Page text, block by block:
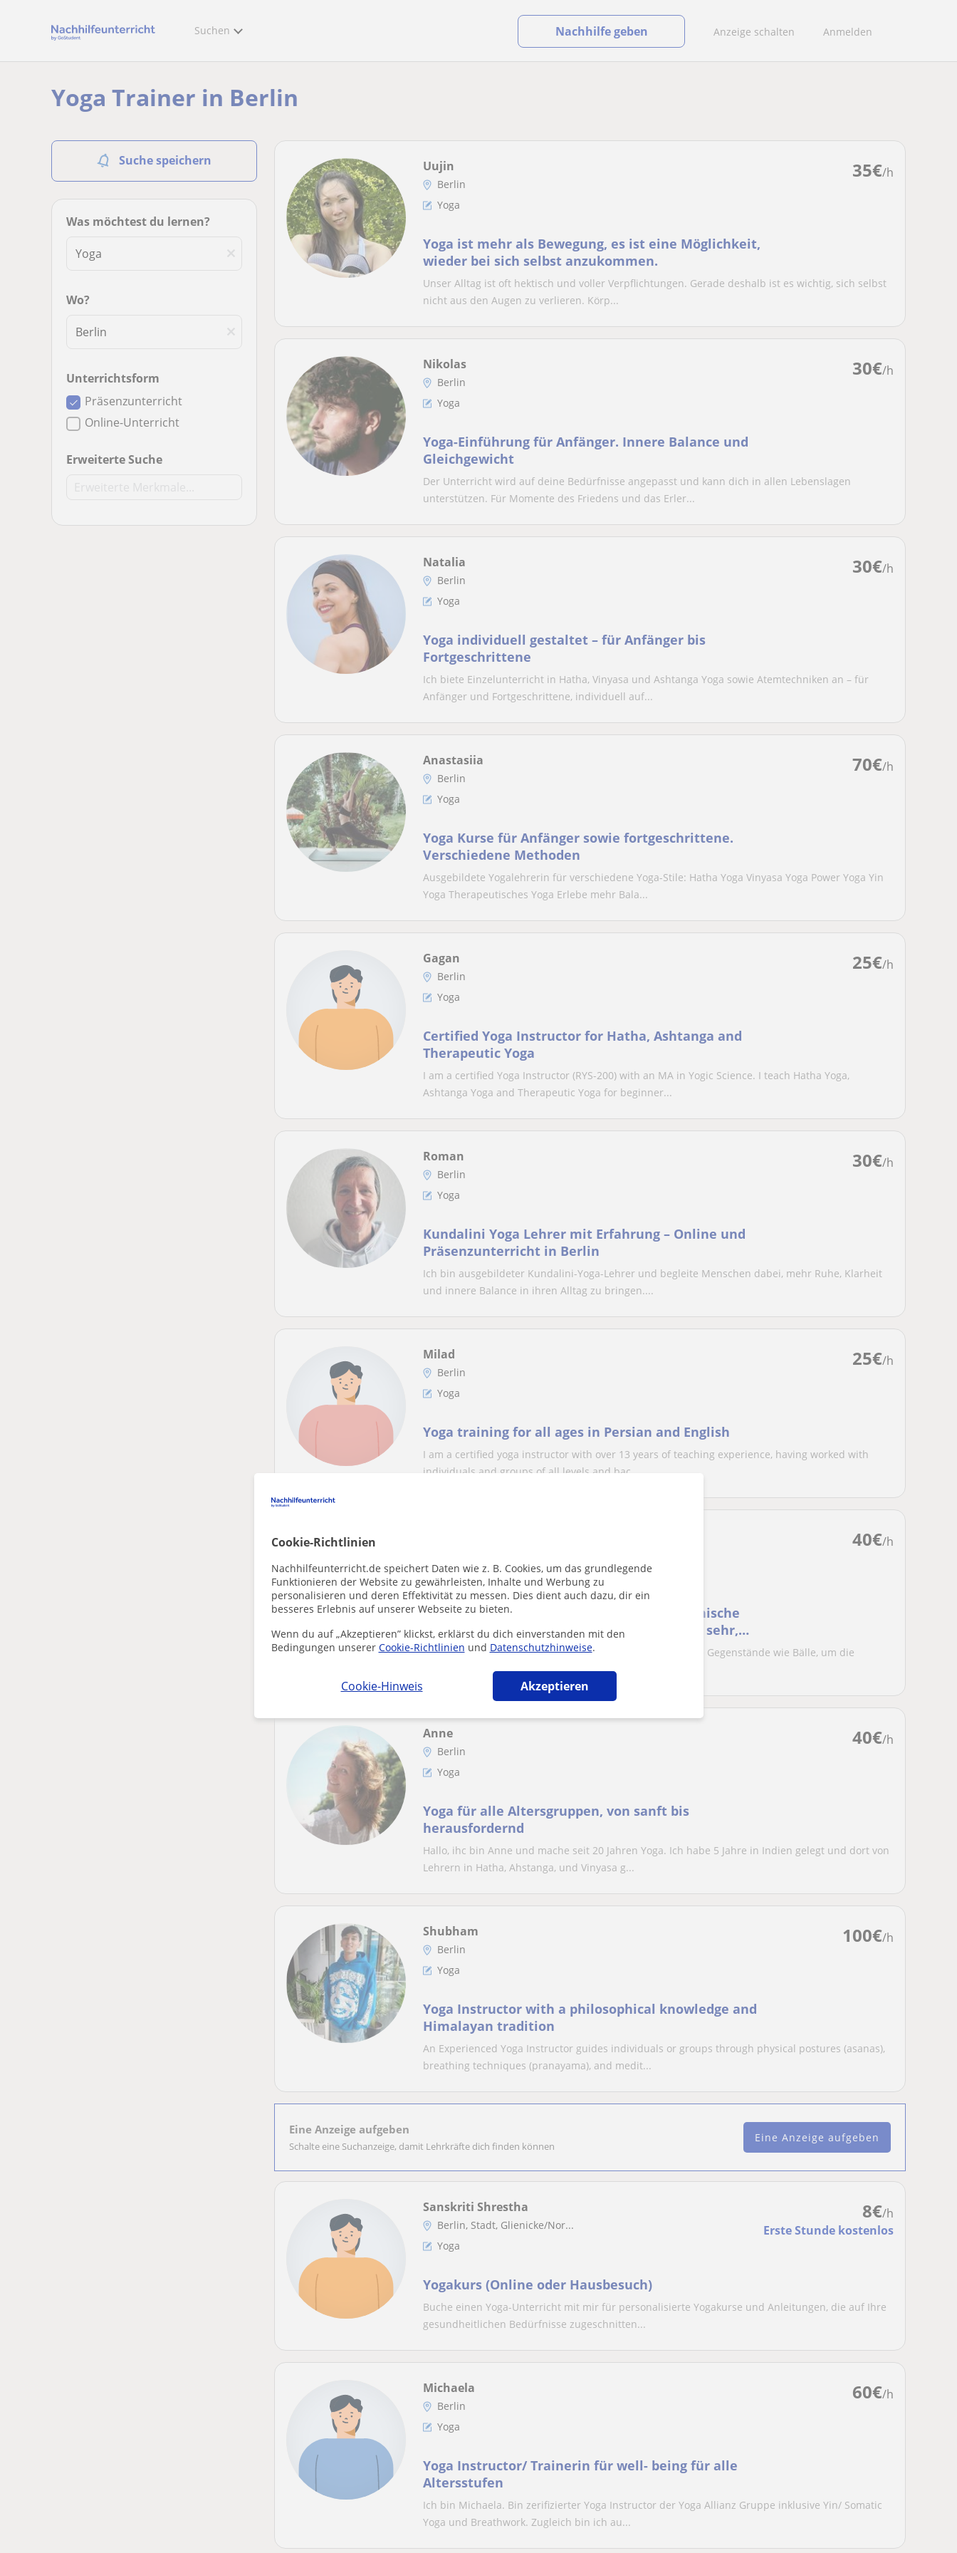
Cookie-Richtlinien
Nachhilfeunterricht.de speichert Daten wie z. B. Cookies, um das grundlegende
Funktionieren der Website zu gewährleisten, Inhalte und Werbung zu
personalisieren und deren Effektivität zu messen. Dies dient auch dazu, dir ein
besseres Erlebnis auf unserer Webseite zu bieten.
Wenn du auf „Akzeptieren” klickst, erklärst du dich einverstanden mit den
Bedingungen unserer Cookie-Richtlinien und Datenschutzhinweise.
Cookie-Hinweis Akzeptieren
Suchen Anzeige schalten Anmelden
Nachhilfe geben
Yoga Trainer in Berlin
Suche speichern
Was möchtest du lernen?
Wo?
Unterrichtsform
Präsenzunterricht
Online-Unterricht
Erweiterte Suche
35€/h
Uujin
Berlin
Yoga
Yoga ist mehr als Bewegung, es ist eine Möglichkeit,
wieder bei sich selbst anzukommen.
Unser Alltag ist oft hektisch und voller Verpflichtungen. Gerade deshalb ist es wichtig, sich selbst
nicht aus den Augen zu verlieren. Körp...
30€/h
Nikolas
Berlin
Yoga
Yoga-Einführung für Anfänger. Innere Balance und
Gleichgewicht
Der Unterricht wird auf deine Bedürfnisse angepasst und kann dich in allen Lebenslagen
unterstützen. Für Momente des Friedens und das Erler...
30€/h
Natalia
Berlin
Yoga
Yoga individuell gestaltet – für Anfänger bis
Fortgeschrittene
Ich biete Einzelunterricht in Hatha, Vinyasa und Ashtanga Yoga sowie Atemtechniken an – für
Anfänger und Fortgeschrittene, individuell auf...
70€/h
Anastasiia
Berlin
Yoga
Yoga Kurse für Anfänger sowie fortgeschrittene.
Verschiedene Methoden
Ausgebildete Yogalehrerin für verschiedene Yoga-Stile: Hatha Yoga Vinyasa Yoga Power Yoga Yin
Yoga Therapeutisches Yoga Erlebe mehr Bala...
25€/h
Gagan
Berlin
Yoga
Certified Yoga Instructor for Hatha, Ashtanga and
Therapeutic Yoga
I am a certified Yoga Instructor (RYS-200) with an MA in Yogic Science. I teach Hatha Yoga,
Ashtanga Yoga and Therapeutic Yoga for beginner...
30€/h
Roman
Berlin
Yoga
Kundalini Yoga Lehrer mit Erfahrung – Online und
Präsenzunterricht in Berlin
Ich bin ausgebildeter Kundalini-Yoga-Lehrer und begleite Menschen dabei, mehr Ruhe, Klarheit
und innere Balance in ihren Alltag zu bringen....
25€/h
Milad
Berlin
Yoga
Yoga training for all ages in Persian and English
I am a certified yoga instructor with over 13 years of teaching experience, having worked with
individuals and groups of all levels and bac...
40€/h
Yoga
Ich bin Mariagiulia, 39 Jahre alt, eine italienische
Choreografin und Tänzerin. Ich liebe Kinder sehr,
spiele gerne mit ihnen, den
Mein Unterricht basiert auf Spiel und Kreativität. Ich nutze Gegenstände wie Bälle, um die
körperliche Reaktionsfähigkeit anzuregen. Anschl...
40€/h
Anne
Berlin
Yoga
Yoga für alle Altersgruppen, von sanft bis
herausfordernd
Hallo, ihc bin Anne und mache seit 20 Jahren Yoga. Ich habe 5 Jahre in Indien gelegt und dort von
Lehrern in Hatha, Ahstanga, und Vinyasa g...
100€/h
Shubham
Berlin
Yoga
Yoga Instructor with a philosophical knowledge and
Himalayan tradition
An Experienced Yoga Instructor guides individuals or groups through physical postures (asanas),
breathing techniques (pranayama), and medit...
Eine Anzeige aufgeben
Schalte eine Suchanzeige, damit Lehrkräfte dich finden können
Eine Anzeige aufgeben
8€/h
Erste Stunde kostenlos
Sanskriti Shrestha
Berlin, Stadt, Glienicke/Nor...
Yoga
Yogakurs (Online oder Hausbesuch)
Buche einen Yoga-Unterricht mit mir für personalisierte Yogakurse und Anleitungen, die auf Ihre
gesundheitlichen Bedürfnisse zugeschnitten...
60€/h
Michaela
Berlin
Yoga
Yoga Instructor/ Trainerin für well- being für alle
Altersstufen
Ich bin Michaela. Bin zerifizierter Yoga Instructor der Yoga Allianz Gruppe inklusive Yin/ Somatic
Yoga und Breathwork. Zugleich bin ich au...